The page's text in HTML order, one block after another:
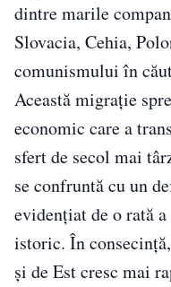
dintre marile
Slovacia, Cehia,
comunismului în
Această migraţie
economic care a
sfert de secol mai
se confruntă cu un
evidenţiat de o rată
istoric. În
şi de Est cresc mai